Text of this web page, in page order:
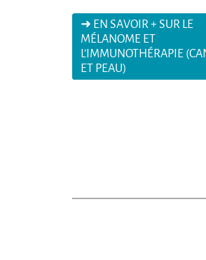
➜ EN SAVOIR + SUR LE
MÉLANOME ET
L’IMMUNOTHÉRAPIE
ET PEAU)